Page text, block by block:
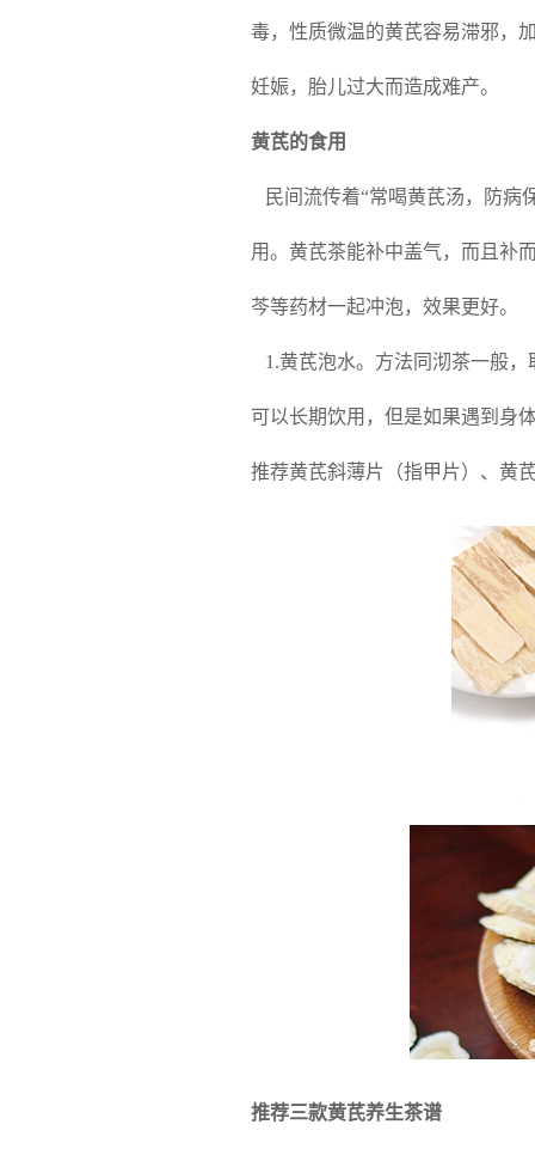
毒，性质微温的黄芪容易滞邪，
妊娠，胎儿过大而造成难产。
黄芪的食用
民间流传着“常喝黄芪汤，防病
用。黄芪茶能补中盖气，而且补
芩等药材一起冲泡，效果更好。
1.黄芪泡水。方法同沏茶一般，
可以长期饮用，但是如果遇到身
推荐黄芪斜薄片（指甲片）、黄
推荐三款黄芪养生茶谱